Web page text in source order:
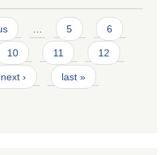
5 6
10 11 12
next › last »